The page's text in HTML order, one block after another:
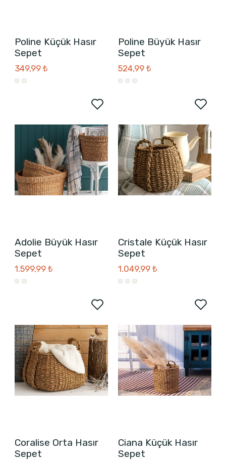
Poline Küçük Hasır
Sepet
349,99 ₺
Poline Büyük Hasır
Sepet
524,99 ₺
Adolie Büyük Hasır
Sepet
1.599,99 ₺
Cristale Küçük Hasır
Sepet
1.049,99 ₺
Coralise Orta Hasır
Sepet
Ciana Küçük Hasır
Sepet